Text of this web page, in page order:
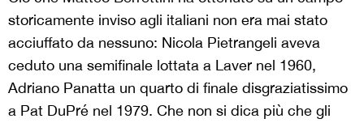
storicamente inviso agli italiani non era mai stato
acciuffato da nessuno: Nicola Pietrangeli aveva
ceduto una semifinale lottata a Laver nel 1960,
Adriano Panatta un quarto di finale disgraziatissimo
a Pat DuPré nel 1979. Che non si dica più che gli